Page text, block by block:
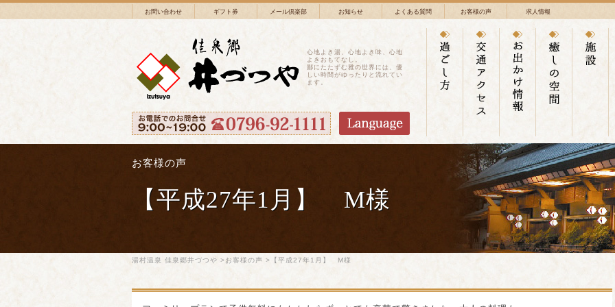
お問い合わせ ギフト券 メール倶楽部 お知らせ よくある質問 お客様の声 求人情報
心地よき湯、心地よき味、心地
よきおもてなし。
鄙にたたずむ雅の世界には、優
しい時間がゆったりと流れてい
ます。
お客様の声
【平成27年1月】 M様
湯村温泉 佳泉郷井づつや >お客様の声 >【平成27年1月】 M様